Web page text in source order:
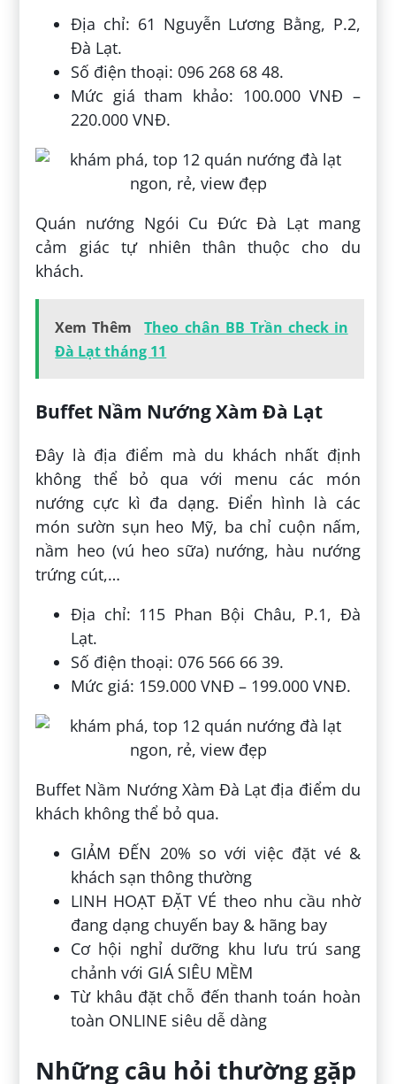
Địa chỉ: 61 Nguyễn Lương Bằng, P.2,
Đà Lạt.
Số điện thoại: 096 268 68 48.
Mức giá tham khảo: 100.000 VNĐ –
220.000 VNĐ.
Quán nướng Ngói Cu Đức Đà Lạt mang
cảm giác tự nhiên thân thuộc cho du
khách.
Xem Thêm
Theo chân BB Trần check in
Đà Lạt tháng 11
Buffet Nầm Nướng Xàm Đà Lạt
Đây là địa điểm mà du khách nhất định
không thể bỏ qua với menu các món
nướng cực kì đa dạng. Điển hình là các
món sườn sụn heo Mỹ, ba chỉ cuộn nấm,
nầm heo (vú heo sữa) nướng, hàu nướng
trứng cút,…
Địa chỉ: 115 Phan Bội Châu, P.1, Đà
Lạt.
Số điện thoại: 076 566 66 39.
Mức giá: 159.000 VNĐ – 199.000 VNĐ.
Buffet Nầm Nướng Xàm Đà Lạt địa điểm du
khách không thể bỏ qua.
GIẢM ĐẾN 20% so với việc đặt vé &
khách sạn thông thường
LINH HOẠT ĐẶT VÉ theo nhu cầu nhờ
đang dạng chuyến bay & hãng bay
Cơ hội nghỉ dưỡng khu lưu trú sang
chảnh với GIÁ SIÊU MỀM
Từ khâu đặt chỗ đến thanh toán hoàn
toàn ONLINE siêu dễ dàng
Những câu hỏi thường gặp